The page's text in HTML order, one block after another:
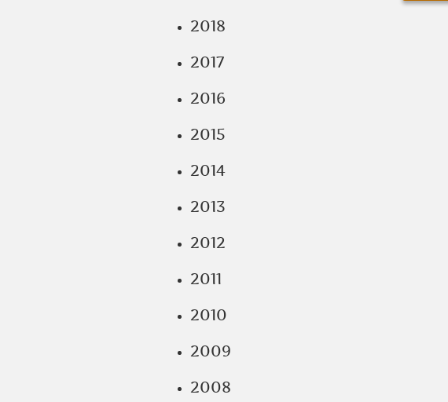
2018
2017
2016
2015
2014
2013
2012
2011
2010
2009
2008